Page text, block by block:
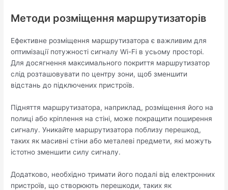
Методи розміщення маршрутизаторів
Ефективне розміщення маршрутизатора є важливим для
оптимізації потужності сигналу Wi-Fi в усьому просторі.
Для досягнення максимального покриття маршрутизатор
слід розташовувати по центру зони, щоб зменшити
відстань до підключених пристроїв.
Підняття маршрутизатора, наприклад, розміщення його на
полиці або кріплення на стіні, може покращити поширення
сигналу. Уникайте маршрутизатора поблизу перешкод,
таких як масивні стіни або металеві предмети, які можуть
істотно зменшити силу сигналу.
Додатково, необхідно тримати його подалі від електронних
пристроїв, що створюють перешкоди, таких як